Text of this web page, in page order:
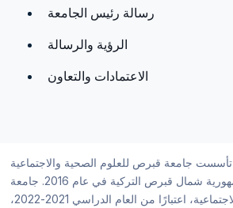
رسالة رئيس الجامعة
الرؤية والرسالة
الاعتمادات والتعاون
تأسست جامعة قبرص للعلوم الصحية والاجتماعية (CHSSU) في منطقة
جوزيليورت في جمهورية شمال قبرص التركية في عام 2016. جامعة
قبرص للعلوم الصحية والاجتماعية، اعتبارًا من العام الدراسي 2021-2022،